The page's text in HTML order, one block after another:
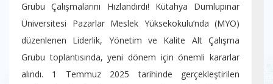
Grubu Çalışmalarını Hızlandırdı! Kütahya Dumlupınar
Üniversitesi Pazarlar Meslek Yüksekokulu’nda (MYO)
düzenlenen Liderlik, Yönetim ve Kalite Alt Çalışma
Grubu toplantısında, yeni dönem için önemli kararlar
alındı. 1 Temmuz 2025 tarihinde gerçekleştirilen